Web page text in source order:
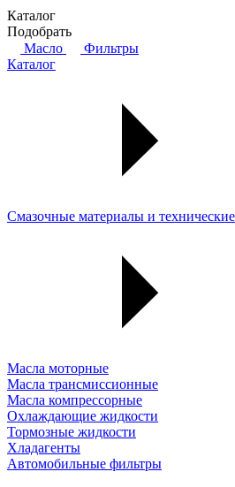
Каталог
Подобрать
Масло
Фильтры
Каталог
Смазочные материалы и
Масла моторные
Масла трансмиссионные
Масла компрессорные
Охлаждающие жидкости
Тормозные жидкости
Хладагенты
Автомобильные фильтры